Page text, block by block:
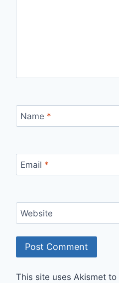
Name *
Email *
Website
This site uses Akismet to